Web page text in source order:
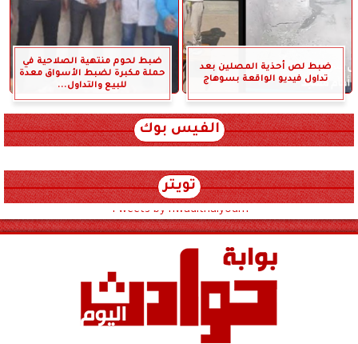
ضبط لص أحذية المصلين بعد
تداول فيديو الواقعة بسوهاج
ضبط لحوم منتهية الصلاحية في
حملة مكبرة لضبط الأسواق معدة
للبيع والتداول...
الفيس بوك
تويتر
Tweets by hwadithalyoum